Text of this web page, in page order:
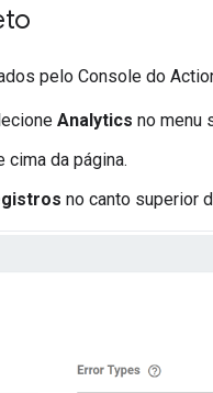
pelo Console do
Analytics no menu
cima da página.
no canto superior